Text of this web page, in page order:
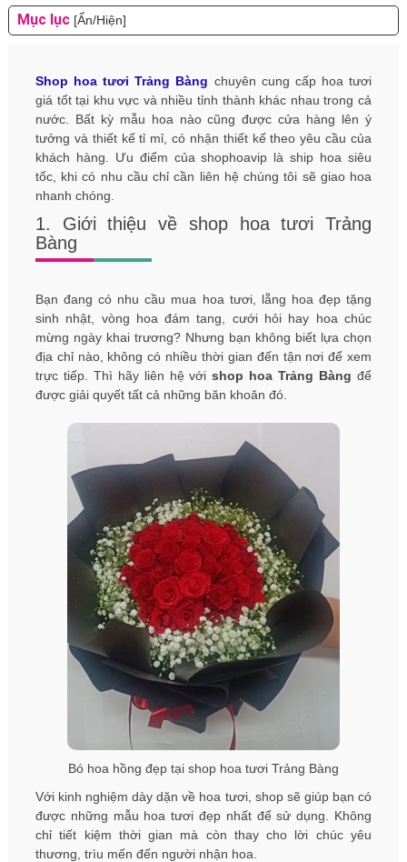
Mục lục [Ẩn/Hiện]
Shop hoa tươi Trảng Bàng chuyên cung cấp hoa tươi
giá tốt tại khu vực và nhiều tỉnh thành khác nhau trong cả
nước. Bất kỳ mẫu hoa nào cũng được cửa hàng lên ý
tưởng và thiết kế tỉ mỉ, có nhận thiết kế theo yêu cầu của
khách hàng. Ưu điểm của shophoavip là ship hoa siêu
tốc, khi có nhu cầu chỉ cần liên hệ chúng tôi sẽ giao hoa
nhanh chóng.
1. Giới thiệu về shop hoa tươi Trảng
Bàng
Bạn đang có nhu cầu mua hoa tươi, lẵng hoa đẹp tặng
sinh nhật, vòng hoa đám tang, cưới hỏi hay hoa chúc
mừng ngày khai trương? Nhưng bạn không biết lựa chọn
địa chỉ nào, không có nhiều thời gian đến tận nơi để xem
trực tiếp. Thì hãy liên hệ vớishop hoa Trảng Bàng để
được giải quyết tất cả những băn khoăn đó.
Bó hoa hồng đẹp tại shop hoa tươi Trảng Bàng
Với kinh nghiệm dày dặn về hoa tươi, shop sẽ giúp bạn có
được những mẫu hoa tươi đẹp nhất để sử dụng. Không
chỉ tiết kiệm thời gian mà còn thay cho lời chúc yêu
thương, trìu mến đến người nhận hoa.